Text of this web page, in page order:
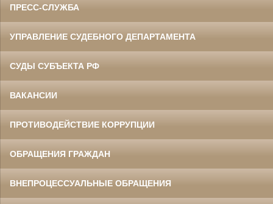
ПРЕСС-СЛУЖБА
УПРАВЛЕНИЕ СУДЕБНОГО ДЕПАРТАМЕНТА
СУДЫ СУБЪЕКТА РФ
ВАКАНСИИ
ПРОТИВОДЕЙСТВИЕ КОРРУПЦИИ
ОБРАЩЕНИЯ ГРАЖДАН
ВНЕПРОЦЕССУАЛЬНЫЕ ОБРАЩЕНИЯ